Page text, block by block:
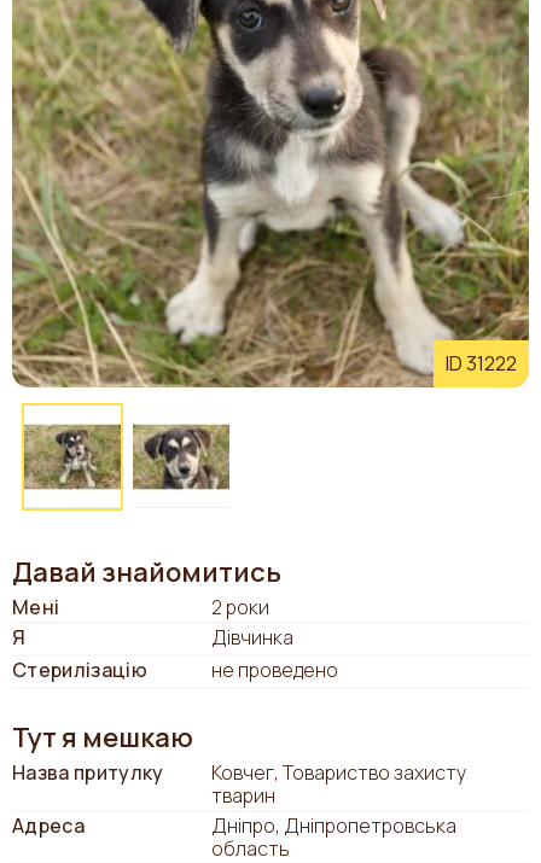
ID 31222
Давай знайомитись
Мені
2 роки
Я
Дівчинка
Стерилізацію
не проведено
Тут я мешкаю
Назва притулку
Ковчег, Товариство захисту
тварин
Адреса
Дніпро, Дніпропетровська
область